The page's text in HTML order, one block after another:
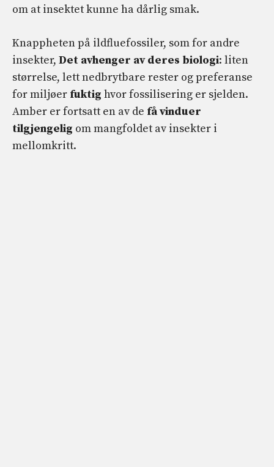
om at insektet kunne ha dårlig smak.
Knappheten på ildfluefossiler, som for andre
insekter, Det avhenger av deres biologi: liten
størrelse, lett nedbrytbare rester og preferanse
for miljøer fuktig hvor fossilisering er sjelden.
Amber er fortsatt en av de få vinduer
tilgjengelig om mangfoldet av insekter i
mellomkritt.